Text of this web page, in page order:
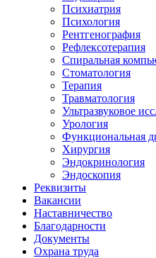
Психиатрия
Психология
Рентгенография
Рефлексотерапия
Спиральная
Стоматология
Терапия
Травматология
Ультразвуковое
Урология
Функциональная
Хирургия
Эндокринология
Эндоскопия
Реквизиты
Вакансии
Наставничество
Благодарности
Документы
Охрана труда